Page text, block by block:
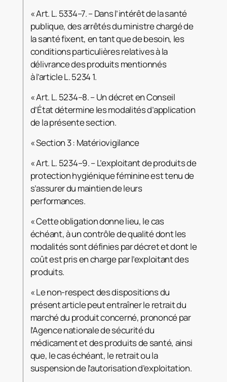
« Art. L. 5334–7. – Dans l’intérêt de la santé
publique, des arrêtés du ministre chargé de
la santé fixent, en tant que de besoin, les
conditions particulières relatives à la
délivrance des produits mentionnés
à l’article L. 5234 1.
« Art. L. 5234–8. – Un décret en Conseil
d’État détermine les modalités d’application
de la présente section.
« Section 3 : Matériovigilance
« Art. L. 5234–9. – L’exploitant de produits de
protection hygiénique féminine est tenu de
s’assurer du maintien de leurs
performances.
« Cette obligation donne lieu, le cas
échéant, à un contrôle de qualité dont les
modalités sont définies par décret et dont le
coût est pris en charge par l’exploitant des
produits.
« Le non-respect des dispositions du
présent article peut entraîner le retrait du
marché du produit concerné, prononcé par
l’Agence nationale de sécurité du
médicament et des produits de santé, ainsi
que, le cas échéant, le retrait ou la
suspension de l’autorisation d’exploitation.